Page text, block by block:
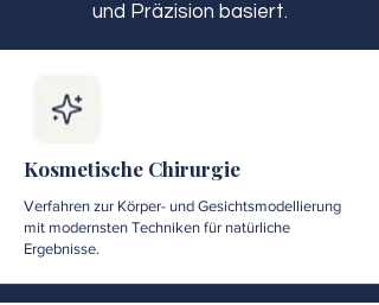
und Präzision basiert.
Kosmetische Chirurgie
Verfahren zur Körper- und Gesichtsmodellierung
mit modernsten Techniken für natürliche
Ergebnisse.